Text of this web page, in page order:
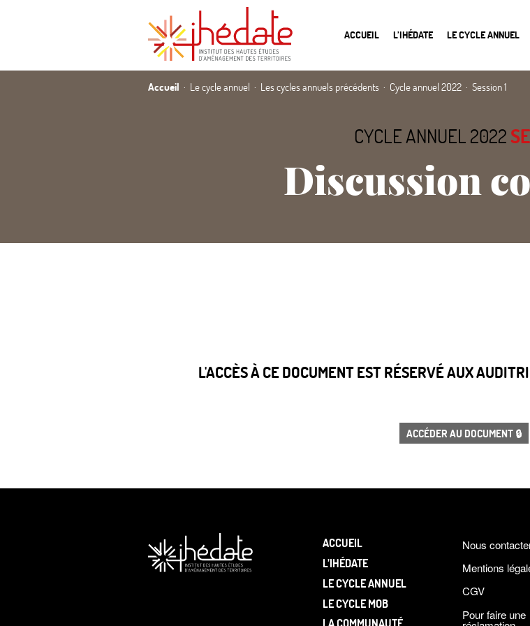
ACCUEIL L’IHÉDATE LE CYCLE ANNUEL
Accueil Le cycle annuel Les cycles annuels précédents Cycle annuel 2022 Session 1
CYCLE ANNUEL 2022
Discussion
L'ACCÈS À CE DOCUMENT EST RÉSERVÉ AUX
ACCÉDER AU DOCUMENT 🔒
ACCUEIL
L’IHÉDATE
LE CYCLE ANNUEL
LE CYCLE MOB
Nous
Mentions
CGV
Pour faire une